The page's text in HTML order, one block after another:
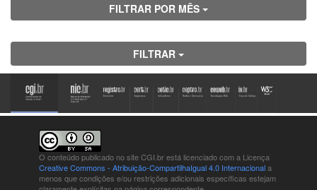
FILTRAR POR MÊS
FILTRAR
O conteúdo publicado no site CGI.br está licenciado com a Licença
Creative Commons - Atribuição-CompartilhaIgual 4.0 Internacionala
menos que condições e/ou restrições adicionais específicas estejam